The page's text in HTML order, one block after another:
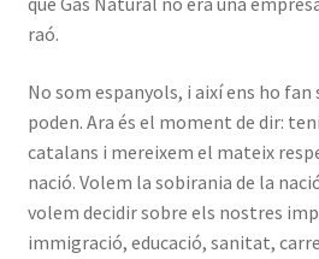
raó.
No som espanyols, i així ens ho fan
poden. Ara és el moment de dir:
catalans i mereixem el mateix
nació. Volem la sobirania de la
volem decidir sobre els nostres
immigració, educació, sanitat,